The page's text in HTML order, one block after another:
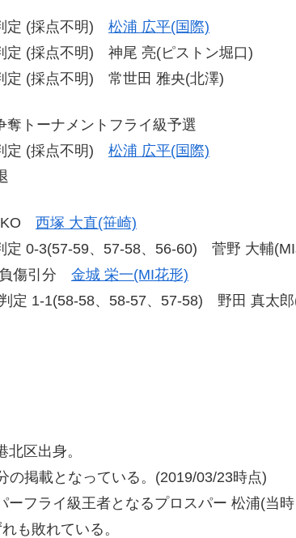
定 (採点不明) 松浦 広平(国際)
(採点不明) 神尾 亮(ピストン堀口)
(採点不明) 常世田 雅央(北澤)
奪トーナメントフライ級予選
定 (採点不明) 松浦 広平(国際)
西塚 大直(笹崎)
0-3(57-59、57-58、56-60) 菅野 大輔(MI
傷引分 金城 栄一(MI花形)
1-1(58-58、58-57、57-58) 野田 真太郎
北区出身。
の掲載となっている。(2019/03/23時点)
ーフライ級王者となるプロスパー 松浦(当
も敗れている。